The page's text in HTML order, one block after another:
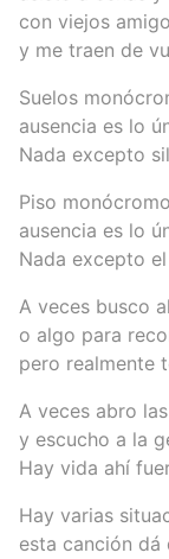
con viejos
y me traen de
Suelos
ausencia es lo
Nada excepto
Piso
ausencia es lo
Nada excepto
A veces busco
o algo para
pero realmente
A veces abro
y escucho a la
Hay vida ahí
Hay varias
esta canción dá